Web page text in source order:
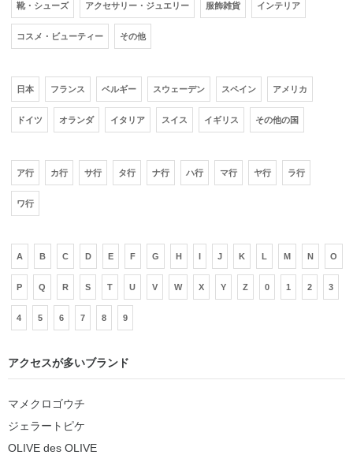
靴・シューズ アクセサリー・ジュエリー 服飾雑貨 インテリア
コスメ・ビューティー その他
日本 フランス ベルギー スウェーデン スペイン アメリカ
ドイツ オランダ イタリア スイス イギリス その他の国
ア行 カ行 サ行 タ行 ナ行 ハ行 マ行 ヤ行 ラ行
ワ行
A B C D E F G H J K L M N O
P Q R S T U V W X Y Z 0 1 2 3
4 5 6 7 8 9
アクセスが多いブランド
マメクロゴウチ
ジェラートピケ
OLIVE des OLIVE